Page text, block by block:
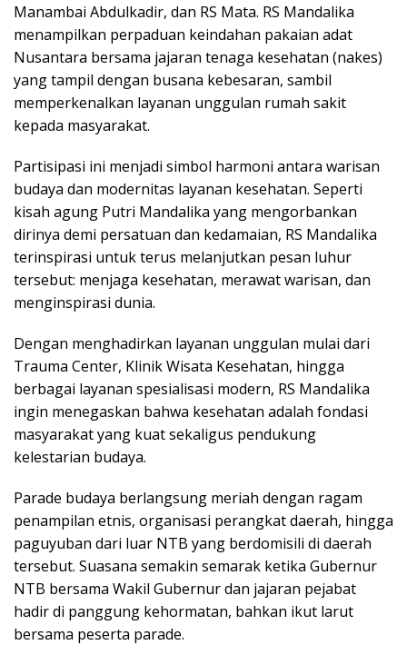
Manambai Abdulkadir, dan RS Mata. RS Mandalika
menampilkan perpaduan keindahan pakaian adat
Nusantara bersama jajaran tenaga kesehatan (nakes)
yang tampil dengan busana kebesaran, sambil
memperkenalkan layanan unggulan rumah sakit
kepada masyarakat.
Partisipasi ini menjadi simbol harmoni antara warisan
budaya dan modernitas layanan kesehatan. Seperti
kisah agung Putri Mandalika yang mengorbankan
dirinya demi persatuan dan kedamaian, RS Mandalika
terinspirasi untuk terus melanjutkan pesan luhur
tersebut: menjaga kesehatan, merawat warisan, dan
menginspirasi dunia.
Dengan menghadirkan layanan unggulan mulai dari
Trauma Center, Klinik Wisata Kesehatan, hingga
berbagai layanan spesialisasi modern, RS Mandalika
ingin menegaskan bahwa kesehatan adalah fondasi
masyarakat yang kuat sekaligus pendukung
kelestarian budaya.
Parade budaya berlangsung meriah dengan ragam
penampilan etnis, organisasi perangkat daerah, hingga
paguyuban dari luar NTB yang berdomisili di daerah
tersebut. Suasana semakin semarak ketika Gubernur
NTB bersama Wakil Gubernur dan jajaran pejabat
hadir di panggung kehormatan, bahkan ikut larut
bersama peserta parade.